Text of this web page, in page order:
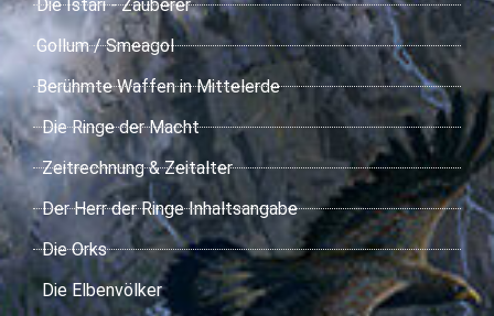
Die Istari - Zauberer
Gollum / Smeagol
Berühmte Waffen in Mittelerde
Die Ringe der Macht
Zeitrechnung & Zeitalter
Der Herr der Ringe Inhaltsangabe
Die Orks
Die Elbenvölker